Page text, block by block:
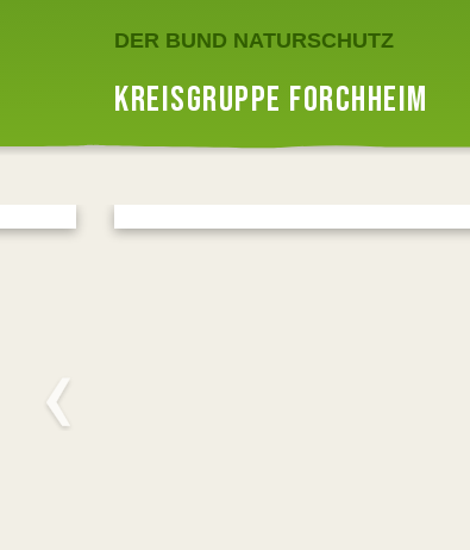
DER BUND NATURSCHUTZ
KREISGRUPPE FORCHHEIM